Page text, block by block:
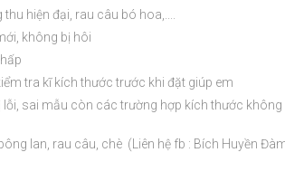
hiện đại, rau câu bó hoa,....
không bị hôi
tra kĩ kích thước trước khi đặt giúp em
sai mẫu còn các trường hợp kích thước không
lan, rau câu, chè (Liên hệ fb : Bích Huyền